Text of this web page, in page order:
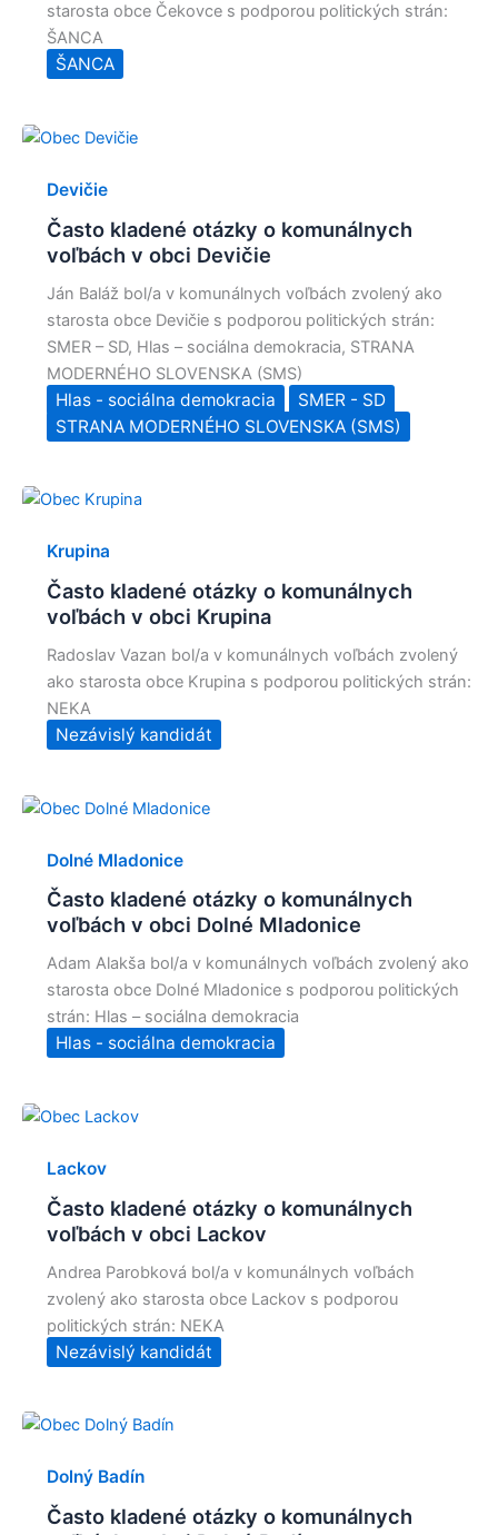
starosta obce Čekovce s podporou politických strán:
ŠANCA
ŠANCA
Devičie
Často kladené otázky o komunálnych
voľbách v obci Devičie
Ján Baláž bol/a v komunálnych voľbách zvolený ako
starosta obce Devičie s podporou politických strán:
SMER – SD, Hlas – sociálna demokracia, STRANA
MODERNÉHO SLOVENSKA (SMS)
Hlas - sociálna demokracia
SMER - SD
STRANA MODERNÉHO SLOVENSKA (SMS)
Krupina
Často kladené otázky o komunálnych
voľbách v obci Krupina
Radoslav Vazan bol/a v komunálnych voľbách zvolený
ako starosta obce Krupina s podporou politických strán:
NEKA
Nezávislý kandidát
Dolné Mladonice
Často kladené otázky o komunálnych
voľbách v obci Dolné Mladonice
Adam Alakša bol/a v komunálnych voľbách zvolený ako
starosta obce Dolné Mladonice s podporou politických
strán: Hlas – sociálna demokracia
Hlas - sociálna demokracia
Lackov
Často kladené otázky o komunálnych
voľbách v obci Lackov
Andrea Parobková bol/a v komunálnych voľbách
zvolený ako starosta obce Lackov s podporou
politických strán: NEKA
Nezávislý kandidát
Dolný Badín
Často kladené otázky o komunálnych